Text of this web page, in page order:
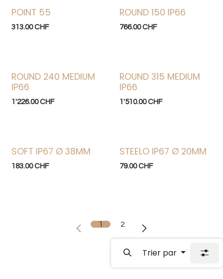
POINT 55
313.00CHF
ROUND 150 IP66
766.00CHF
ROUND 240 MEDIUM
IP66
1'226.00CHF
ROUND 315 MEDIUM
IP66
1'510.00CHF
SOFT IP67 Ø 38MM
183.00CHF
STEELO IP67 Ø 20MM
79.00CHF
1 2
Trier par